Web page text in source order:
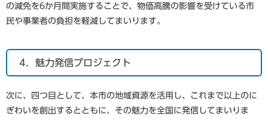
の減免を6か月間実施することで、物価高騰の影響を受けている市
民や事業者の負担を軽減してまいります。
4．魅力発信プロジェクト
次に、四つ目として、本市の地域資源を活用し、これまで以上のに
ぎわいを創出するとともに、その魅力を全国に発信してまいりま